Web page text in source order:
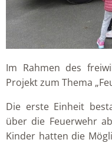
Im Rahmen des
Projekt zum Thema
Die erste Einheit
über die Feuerwehr
Kinder hatten die